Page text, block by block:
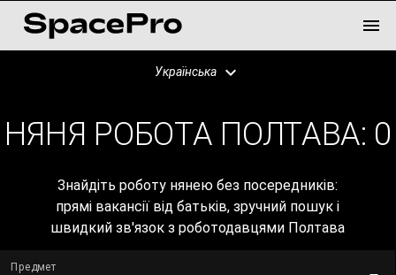
Українська
НЯНЯ РОБОТА ПОЛТАВА: 0
Знайдіть роботу нянею без посередників:
прямі вакансії від батьків, зручний пошук і
швидкий зв'язок з роботодавцями Полтава
Предмет